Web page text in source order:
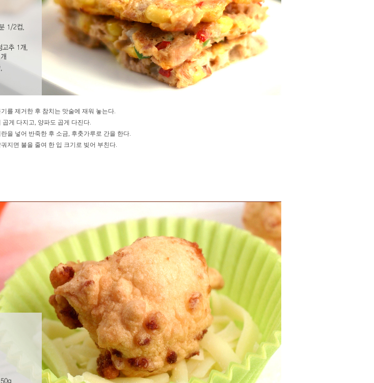
를 제거한 후 참치는 맛술에 재워 놓는다.
게 다지고, 양파도 곱게 다진다.
을 넣어 반죽한 후 소금, 후춧가루로 간을 한다.
지면 불을 줄여 한 입 크기로 빚어 부친다.